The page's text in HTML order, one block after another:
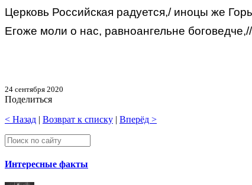
Церковь Российская радуется,/ иноцы же
Егоже моли о нас, равноангельне
24 сентября 2020
Поделиться
< Назад | Возврат к списку | Вперёд >
Интересные факты